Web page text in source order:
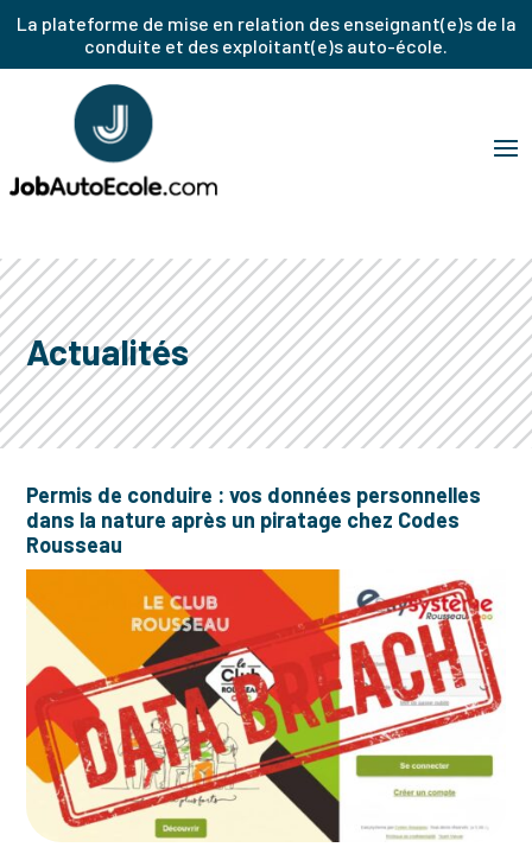
La plateforme de mise en relation des enseignant(e)s de la
conduite et des exploitant(e)s auto-école.
Actualités
Permis de conduire : vos données personnelles
dans la nature après un piratage chez Codes
Rousseau